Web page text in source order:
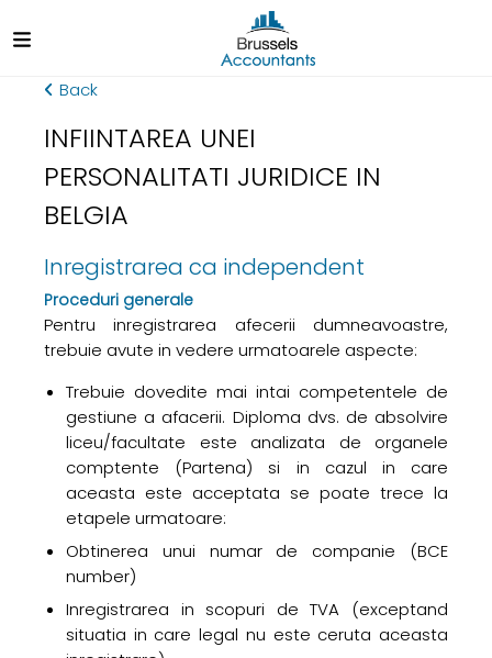
Back
INFIINTAREA UNEI
PERSONALITATI JURIDICE IN
BELGIA
Inregistrarea ca independent
Proceduri generale
Pentru inregistrarea afecerii dumneavoastre,
trebuie avute in vedere urmatoarele aspecte:
Trebuie dovedite mai intai competentele de
gestiune a afacerii. Diploma dvs. de absolvire
liceu/facultate este analizata de organele
comptente (Partena) si in cazul in care
aceasta este acceptata se poate trece la
etapele urmatoare:
Obtinerea unui numar de companie (BCE
number)
Inregistrarea in scopuri de TVA (exceptand
situatia in care legal nu este ceruta aceasta